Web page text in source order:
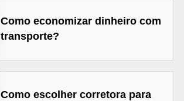
Como economizar dinheiro com
transporte?
Como escolher corretora para